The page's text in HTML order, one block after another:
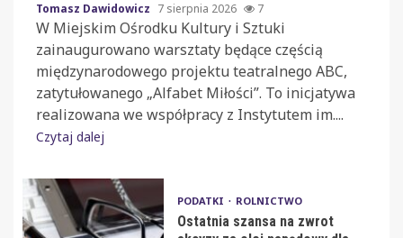
Tomasz Dawidowicz 7 sierpnia 2026 7
W Miejskim Ośrodku Kultury i Sztuki
zainaugurowano warsztaty będące częścią
międzynarodowego projektu teatralnego ABC,
zatytułowanego „Alfabet Miłości”. To inicjatywa
realizowana we współpracy z Instytutem im....
Czytaj dalej
PODATKI ROLNICTWO
Ostatnia szansa na zwrot